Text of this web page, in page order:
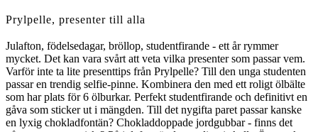
Prylpelle, presenter till alla
Julafton, födelsedagar, bröllop, studentfirande - ett år rymmer
mycket. Det kan vara svårt att veta vilka presenter som passar vem.
Varför inte ta lite presenttips från Prylpelle? Till den unga studenten
passar en trendig selfie-pinne. Kombinera den med ett roligt ölbälte
som har plats för 6 ölburkar. Perfekt studentfirande och definitivt en
gåva som sticker ut i mängden. Till det nygifta paret passar kanske
en lyxig chokladfontän? Chokladdoppade jordgubbar - finns det